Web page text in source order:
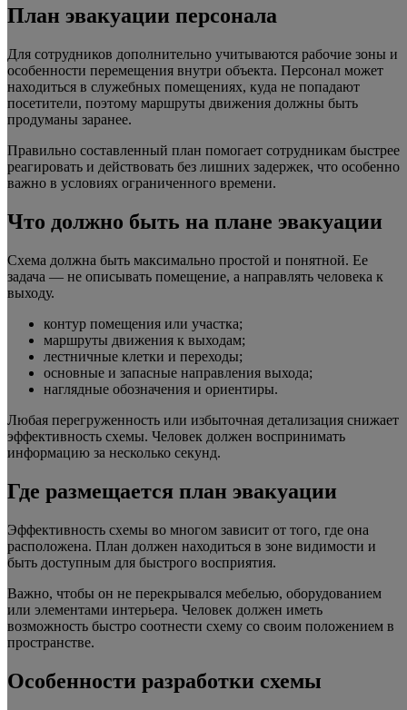
План эвакуации персонала
Для сотрудников дополнительно учитываются рабочие зоны и
особенности перемещения внутри объекта. Персонал может
находиться в служебных помещениях, куда не попадают
посетители, поэтому маршруты движения должны быть
продуманы заранее.
Правильно составленный план помогает сотрудникам быстрее
реагировать и действовать без лишних задержек, что особенно
важно в условиях ограниченного времени.
Что должно быть на плане эвакуации
Схема должна быть максимально простой и понятной. Ее
задача — не описывать помещение, а направлять человека к
выходу.
контур помещения или участка;
маршруты движения к выходам;
лестничные клетки и переходы;
основные и запасные направления выхода;
наглядные обозначения и ориентиры.
Любая перегруженность или избыточная детализация снижает
эффективность схемы. Человек должен воспринимать
информацию за несколько секунд.
Где размещается план эвакуации
Эффективность схемы во многом зависит от того, где она
расположена. План должен находиться в зоне видимости и
быть доступным для быстрого восприятия.
Важно, чтобы он не перекрывался мебелью, оборудованием
или элементами интерьера. Человек должен иметь
возможность быстро соотнести схему со своим положением в
пространстве.
Особенности разработки схемы